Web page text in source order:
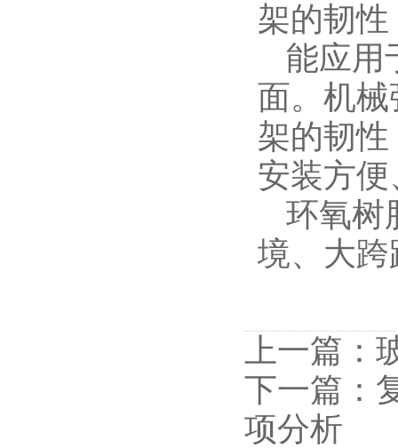
架的韧
能应用
面。机
架的韧
安装方
环氧树
境、大
上一篇：
下一篇：
项分析